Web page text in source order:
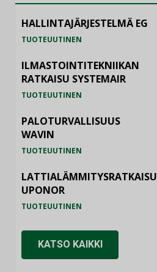
HALLINTAJÄRJESTELMÄ EG
TUOTEUUTINEN
ILMASTOINTITEKNIIKAN
RATKAISU SYSTEMAIR
TUOTEUUTINEN
PALOTURVALLISUUS
WAVIN
TUOTEUUTINEN
LATTIALÄMMITYSRATKAISU
UPONOR
TUOTEUUTINEN
KATSO KAIKKI